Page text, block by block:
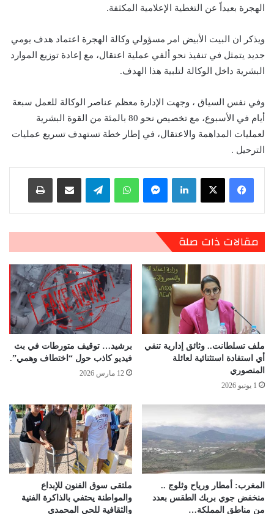
الهجرة بعيداً عن التغطية الإعلامية المكثفة.
ويذكر ان البيت الأبيض امر مسؤولي وكالة الهجرة اعتماد هدف يومي
جديد يتمثل في تنفيذ نحو ألفي عملية اعتقال، مع إعادة توزيع الموارد
البشرية داخل الوكالة لتلبية هذا الهدف.
وفي نفس السياق ، وجهت الإدارة معظم عناصر الوكالة للعمل سبعة
أيام في الأسبوع، مع تخصيص نحو 80 بالمئة من القوة البشرية
لعمليات المداهمة والاعتقال، في إطار خطة تستهدف تسريع عمليات
الترحيل .
لينكدإن ماسنجر واتساب تيلقرام مشاركة عبر البريد طباعة
مقالات ذات صلة
ملف تسلطانت.. وثائق إدارية تنفي
أي استفادة استثنائية لعائلة
المنصوري
1 يونيو 2026
برشيد… توقيف متورطات في بث
فيديو كاذب حول “اختطاف وهمي”.
12 مارس 2026
المغرب: أمطار ورياح وثلوج ..
منخفض جوي بربك الطقس بعدد
من مناطق المملكة…
ملتقى سوق الفنون للإبداع
والمواطنة يحتفي بالذاكرة الفنية
والثقافية للحي المحمدي